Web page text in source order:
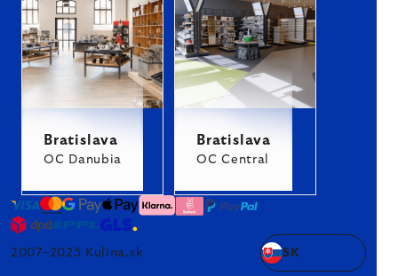
Bratislava
OC Danubia
Bratislava
OC Central
2007–2025 Kulina.sk SK